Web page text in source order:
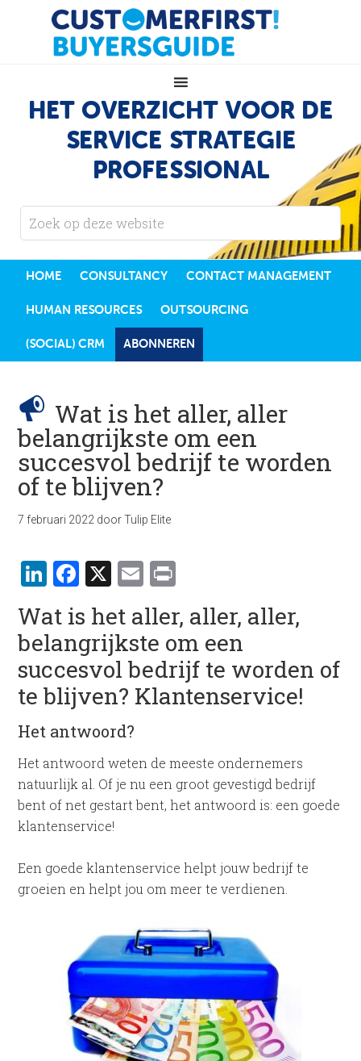
HET OVERZICHT VOOR DE
SERVICE STRATEGIE
PROFESSIONAL
HOME CONSULTANCY CONTACT MANAGEMENT
HUMAN RESOURCES OUTSOURCING
(SOCIAL) CRM ABONNEREN
Wat is het aller, aller
belangrijkste om een
succesvol bedrijf te worden
of te blijven?
7 februari 2022 doorTulip Elite
LinkedIn
Facebook
X Email
Wat is het aller, aller, aller,
belangrijkste om een
succesvol bedrijf te worden of
te blijven? Klantenservice!
Het antwoord?
Het antwoord weten de meeste ondernemers
natuurlijk al. Of je nu een groot gevestigd bedrijf
bent of net gestart bent, het antwoord is: een goede
klantenservice!
Een goede klantenservice helpt jouw bedrijf te
groeien en helpt jou om meer te verdienen.